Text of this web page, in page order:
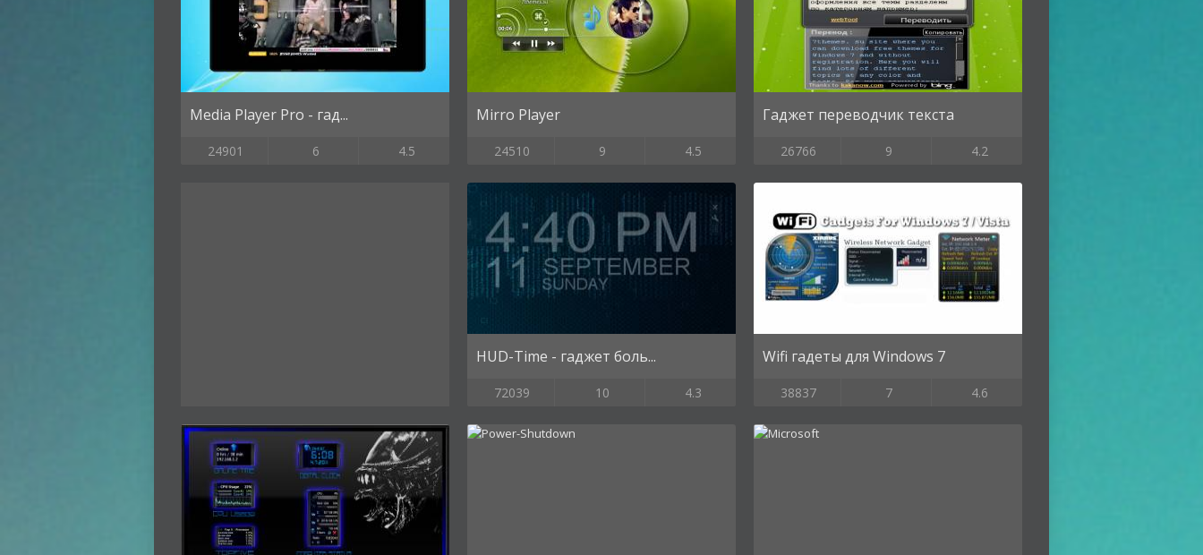
Media Player Pro - гад...
24901 6 4.5
Mirro Player
24510 9 4.5
Гаджет переводчик текста
26766 9 4.2
HUD-Time - гаджет боль...
72039 10 4.3
Wifi гадеты для Windows 7
38837 7 4.6